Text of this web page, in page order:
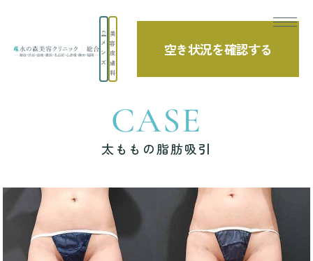
メ
ン
ズ
美
容
皮
膚
科
空き状況を確認する
TOP 症例写真 太ももの脂肪吸引
CASE
太ももの脂肪吸引